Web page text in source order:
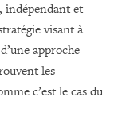
indépendant et
visant à
approche
les
c’est le cas du